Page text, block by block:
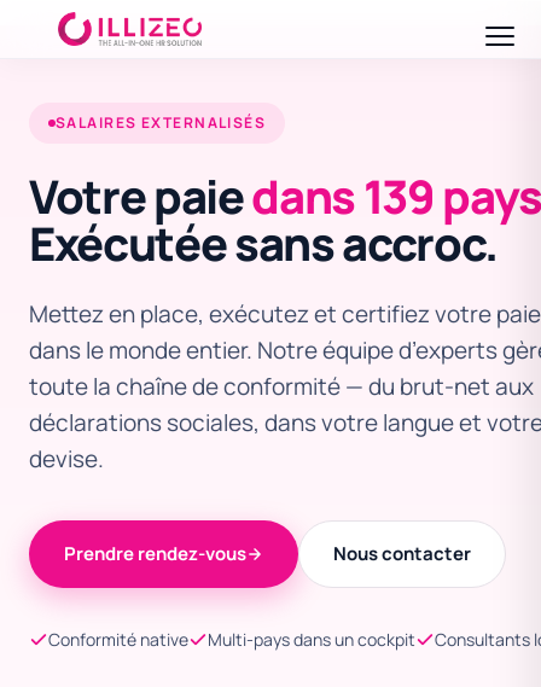
SALAIRES EXTERNALISÉS
Votre paiedans 139
Exécutée sans accroc.
Mettez en place, exécutez et certifiez votre paie
dans le monde entier. Notre équipe d’experts
toute la chaîne de conformité — du brut-net aux
déclarations sociales, dans votre langue et
devise.
Prendre rendez-vous Nous contacter
Conformité native Multi-pays dans un cockpit Consultants